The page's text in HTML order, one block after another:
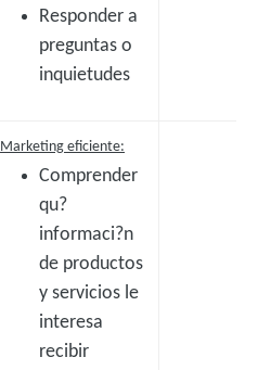
Responder a
preguntas o
inquietudes
Marketing eficiente:
Comprender
qu?
informaci?n
de productos
y servicios le
interesa
recibir